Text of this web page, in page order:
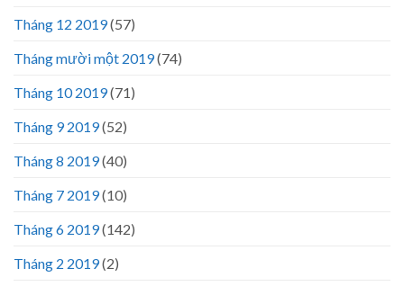
Tháng 12 2019(57)
Tháng mười một 2019(74)
Tháng 10 2019(71)
Tháng 9 2019(52)
Tháng 8 2019(40)
Tháng 7 2019(10)
Tháng 6 2019(142)
Tháng 2 2019(2)